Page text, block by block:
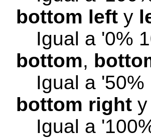
bottom left y
Igual a '0%
bottom,
Igual a '50%
bottom right y
Igual a